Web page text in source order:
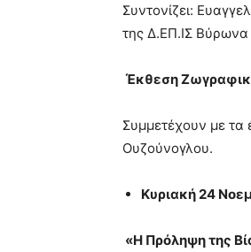
Συντονίζει:
της Δ.ΕΠ.ΙΣ Βύρωνα
Έκθεση
Συμμετέχουν με τα
Ουζούνογλου.
Κυριακή 24
«Η Πρόληψη της